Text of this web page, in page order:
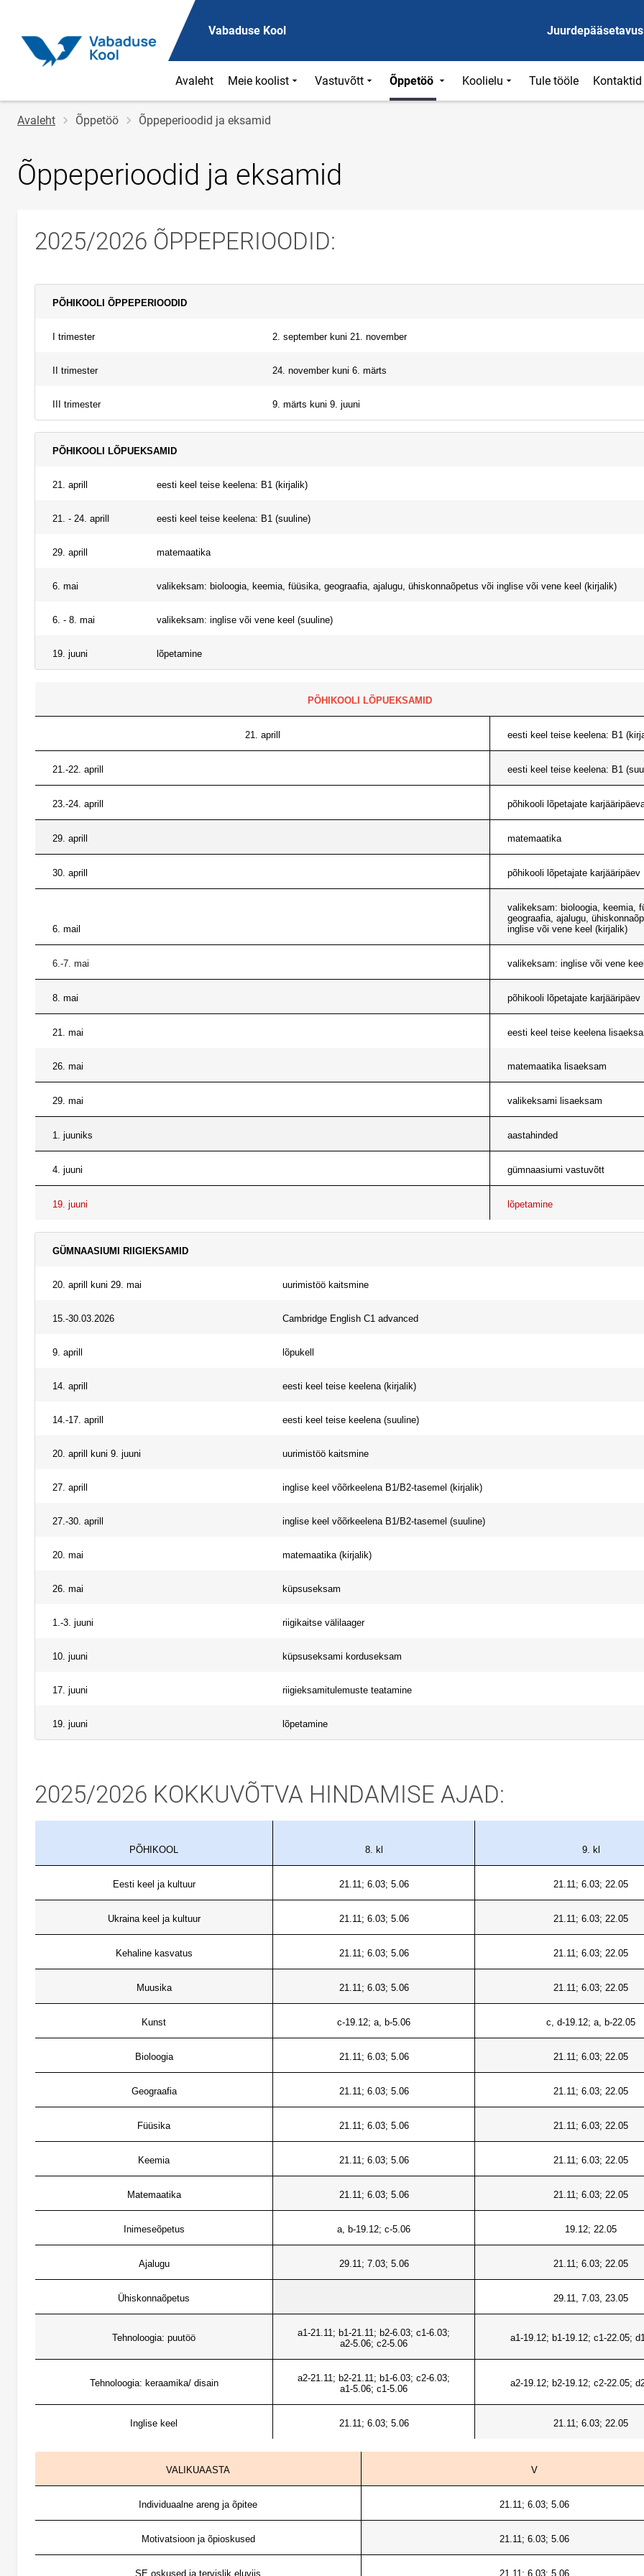
Vabaduse Kool Juurdepääsetavus
Avaleht Meie koolist Vastuvõtt Õppetöö Koolielu Tule tööle Kontaktid
Jälglink
Avaleht Õppetöö Õppeperioodid ja eksamid
Õppeperioodid ja eksamid
2025/2026 ÕPPEPERIOODID:
PÕHIKOOLI ÕPPEPERIOODID
I trimester 2. september kuni 21. november
II trimester 24. november kuni 6. märts
III trimester 9. märts kuni 9. juuni
PÕHIKOOLI LÕPUEKSAMID
21. aprill eesti keel teise keelena: B1 (kirjalik)
21. - 24. aprill eesti keel teise keelena: B1 (suuline)
29. aprill matemaatika
6. mai valikeksam: bioloogia, keemia, füüsika, geograafia, ajalugu, ühiskonnaõpetus või inglise või vene keel (kirjalik)
6. - 8. mai valikeksam: inglise või vene keel (suuline)
19. juuni lõpetamine
PÕHIKOOLI LÕPUEKSAMID
21. aprill eesti keel teise keelena: B1
21.-22. aprill eesti keel teise keelena: B1
23.-24. aprill põhikooli lõpetajate
29. aprill matemaatika
30. aprill põhikooli lõpetajate karjääripäev
6. mail
valikeksam: bioloogia, keemia,
geograafia, ajalugu,
inglise või vene keel (kirjalik)
6.-7. mai valikeksam: inglise või vene
8. mai põhikooli lõpetajate karjääripäev
21. mai eesti keel teise keelena
26. mai matemaatika lisaeksam
29. mai valikeksami lisaeksam
1. juuniks aastahinded
4. juuni gümnaasiumi vastuvõtt
19. juuni lõpetamine
GÜMNAASIUMI RIIGIEKSAMID
20. aprill kuni 29. mai uurimistöö kaitsmine
15.-30.03.2026 Cambridge English C1 advanced
9. aprill lõpukell
14. aprill eesti keel teise keelena (kirjalik)
14.-17. aprill eesti keel teise keelena (suuline)
20. aprill kuni 9. juuni uurimistöö kaitsmine
27. aprill inglise keel võõrkeelena B1/B2-tasemel (kirjalik)
27.-30. aprill inglise keel võõrkeelena B1/B2-tasemel (suuline)
20. mai matemaatika (kirjalik)
26. mai küpsuseksam
1.-3. juuni riigikaitse välilaager
10. juuni küpsuseksami korduseksam
17. juuni riigieksamitulemuste teatamine
19. juuni lõpetamine
2025/2026 KOKKUVÕTVA HINDAMISE AJAD:
PÕHIKOOL 8. kl 9. kl
Eesti keel ja kultuur 21.11; 6.03; 5.06 21.11; 6.03; 22.05
Ukraina keel ja kultuur 21.11; 6.03; 5.06 21.11; 6.03; 22.05
Kehaline kasvatus 21.11; 6.03; 5.06 21.11; 6.03; 22.05
Muusika 21.11; 6.03; 5.06 21.11; 6.03; 22.05
Kunst c-19.12; a, b-5.06 c, d-19.12; a, b-22.05
Bioloogia 21.11; 6.03; 5.06 21.11; 6.03; 22.05
Geograafia 21.11; 6.03; 5.06 21.11; 6.03; 22.05
Füüsika 21.11; 6.03; 5.06 21.11; 6.03; 22.05
Keemia 21.11; 6.03; 5.06 21.11; 6.03; 22.05
Matemaatika 21.11; 6.03; 5.06 21.11; 6.03; 22.05
Inimeseõpetus a, b-19.12; c-5.06 19.12; 22.05
Ajalugu 29.11; 7.03; 5.06 21.11; 6.03; 22.05
Ühiskonnaõpetus 29.11, 7.03, 23.05
Tehnoloogia: puutöö
a1-21.11; b1-21.11; b2-6.03; c1-6.03;
a2-5.06; c2-5.06
a1-19.12; b1-19.12; c1-22.05;
Tehnoloogia: keraamika/ disain
a2-21.11; b2-21.11; b1-6.03; c2-6.03;
a1-5.06; c1-5.06
a2-19.12; b2-19.12; c2-22.05;
Inglise keel 21.11; 6.03; 5.06 21.11; 6.03; 22.05
VALIKUAASTA V
Individuaalne areng ja õpitee 21.11; 6.03; 5.06
Motivatsioon ja õpioskused 21.11; 6.03; 5.06
SE oskused ja tervislik eluviis 21.11; 6.03; 5.06